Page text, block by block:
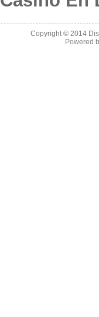
Copyright © 2014
Powered